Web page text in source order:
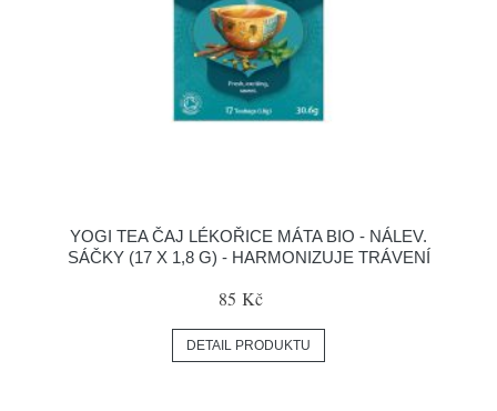
YOGI TEA ČAJ LÉKOŘICE MÁTA BIO - NÁLEV.
SÁČKY (17 X 1,8 G) - HARMONIZUJE TRÁVENÍ
85 Kč
DETAIL PRODUKTU